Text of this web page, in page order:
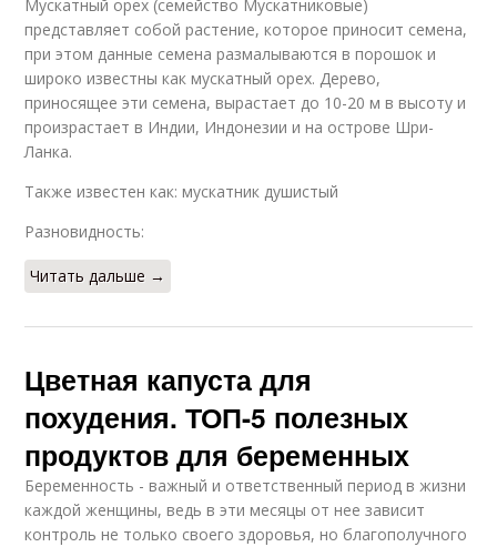
Мускатный орех (семейство Мускатниковые)
представляет собой растение, которое приносит семена,
при этом данные семена размалываются в порошок и
широко известны как мускатный орех. Дерево,
приносящее эти семена, вырастает до 10-20 м в высоту и
произрастает в Индии, Индонезии и на острове Шри-
Ланка.
Также известен как: мускатник душистый
Разновидность:
Читать дальше →
Цветная капуста для
похудения. ТОП-5 полезных
продуктов для беременных
Беременность - важный и ответственный период в жизни
каждой женщины, ведь в эти месяцы от нее зависит
контроль не только своего здоровья, но благополучного